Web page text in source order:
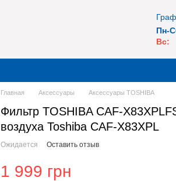
Пн-
Вс:
Главная Аксессуары Аксессуары TOSHIBA
Фильтр TOSHIBA CAF-
воздуха Toshiba CAF-X83XPL
Ожидается Оставить отзыв
1 999 грн